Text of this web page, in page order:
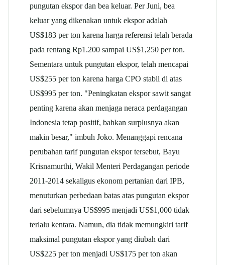
pungutan ekspor dan bea keluar. Per Juni, bea
keluar yang dikenakan untuk ekspor adalah
US$183 per ton karena harga referensi telah berada
pada rentang Rp1.200 sampai US$1,250 per ton.
Sementara untuk pungutan ekspor, telah mencapai
US$255 per ton karena harga CPO stabil di atas
US$995 per ton. "Peningkatan ekspor sawit sangat
penting karena akan menjaga neraca perdagangan
Indonesia tetap positif, bahkan surplusnya akan
makin besar," imbuh Joko. Menanggapi rencana
perubahan tarif pungutan ekspor tersebut, Bayu
Krisnamurthi, Wakil Menteri Perdagangan periode
2011-2014 sekaligus ekonom pertanian dari IPB,
menuturkan perbedaan batas atas pungutan ekspor
dari sebelumnya US$995 menjadi US$1,000 tidak
terlalu kentara. Namun, dia tidak memungkiri tarif
maksimal pungutan ekspor yang diubah dari
US$225 per ton menjadi US$175 per ton akan